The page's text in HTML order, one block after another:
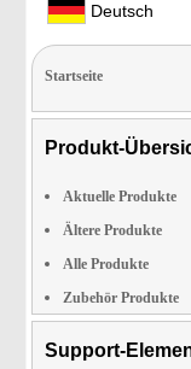
Deutsch
Startseite
Produkt-
Aktuelle Produkte
Ältere Produkte
Alle Produkte
Zubehör Produkte
Support-